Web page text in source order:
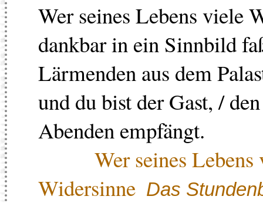
Wer seines Lebens viele
dankbar in ein Sinnbild
Lärmenden aus dem
und du bist der Gast, /
Abenden empfängt.
Wer seines Lebens
Widersinne Das